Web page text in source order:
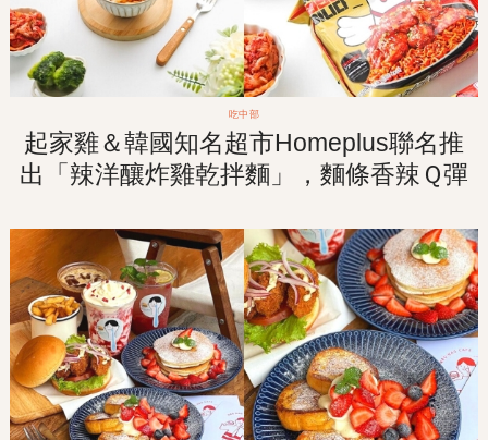
吃中部
起家雞＆韓國知名超市Homeplus聯名推
出「辣洋釀炸雞乾拌麵」，麵條香辣Ｑ彈